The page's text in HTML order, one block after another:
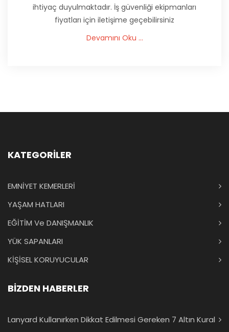
ihtiyaç duyulmaktadır. İş güvenliği ekipmanları
fiyatları için iletişime geçebilirsiniz
Devamını Oku ...
KATEGORİLER
EMNİYET KEMERLERİ
YAŞAM HATLARI
EĞİTİM Ve DANIŞMANLIK
YÜK SAPANLARI
KİŞİSEL KORUYUCULAR
BİZDEN HABERLER
Lanyard Kullanırken Dikkat Edilmesi Gereken 7 Altın Kural